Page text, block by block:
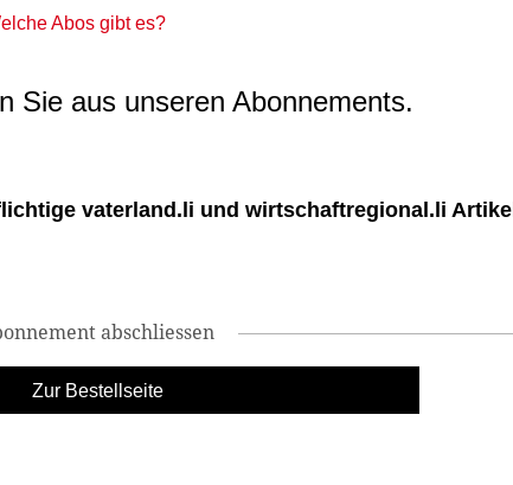
Abos gibt es?
Sie aus unseren Abonnements.
vaterland.li und wirtschaftregional.li Artikel
abschliessen
Zur Bestellseite